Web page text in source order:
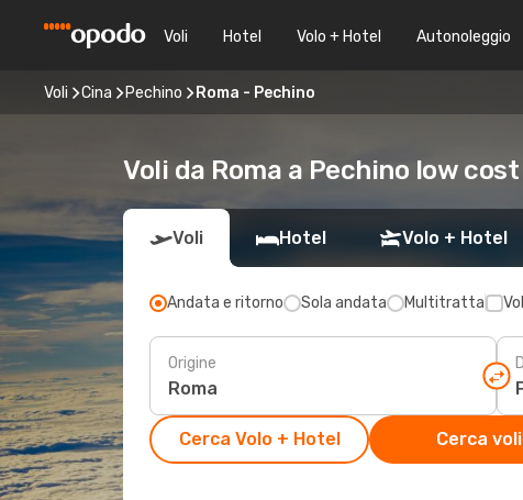
Voli Hotel Volo + Hotel Autonoleggio
Voli Cina Pechino Roma - Pechino
Voli da Roma a Pechino low cost
Voli Hotel Volo + Hotel
Andata e ritorno Sola andata Multitratta
Origine
Cerca Volo + Hotel Cerca voli